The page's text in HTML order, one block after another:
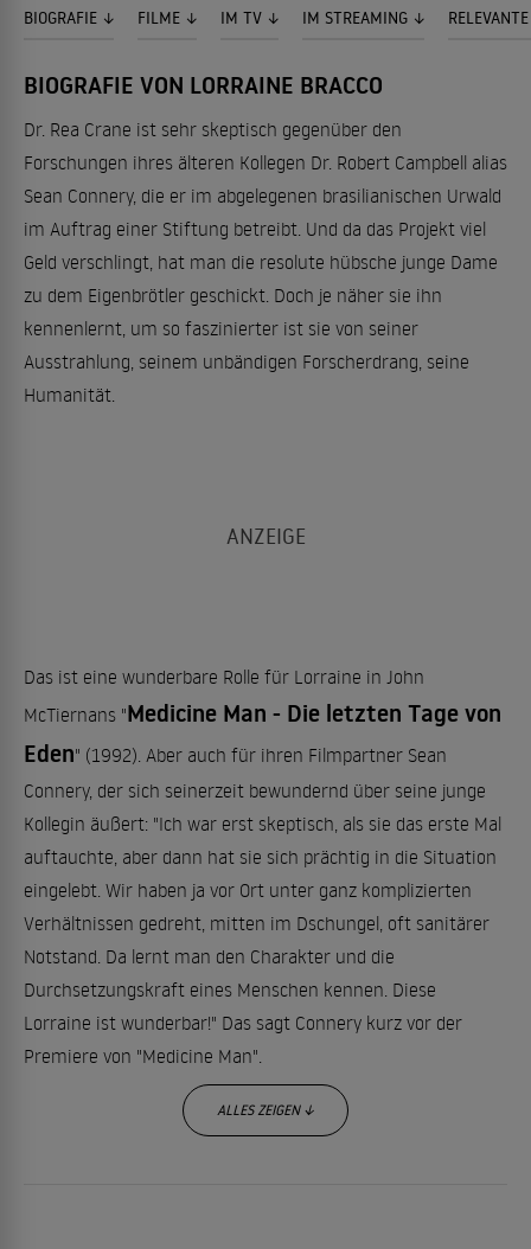
BIOGRAFIE FILME IM TV IM STREAMING
BIOGRAFIE VON LORRAINE BRACCO
Dr. Rea Crane ist sehr skeptisch gegenüber den
Forschungen ihres älteren Kollegen Dr. Robert Campbell alias
Sean Connery, die er im abgelegenen brasilianischen Urwald
im Auftrag einer Stiftung betreibt. Und da das Projekt viel
Geld verschlingt, hat man die resolute hübsche junge Dame
zu dem Eigenbrötler geschickt. Doch je näher sie ihn
kennenlernt, um so faszinierter ist sie von seiner
Ausstrahlung, seinem unbändigen Forscherdrang, seine
Humanität.
Das ist eine wunderbare Rolle für Lorraine in John
McTiernans "Medicine Man - Die letzten Tage von
Eden" (1992). Aber auch für ihren Filmpartner Sean
Connery, der sich seinerzeit bewundernd über seine junge
Kollegin äußert: "Ich war erst skeptisch, als sie das erste Mal
auftauchte, aber dann hat sie sich prächtig in die Situation
eingelebt. Wir haben ja vor Ort unter ganz komplizierten
Verhältnissen gedreht, mitten im Dschungel, oft sanitärer
Notstand. Da lernt man den Charakter und die
Durchsetzungskraft eines Menschen kennen. Diese
Lorraine ist wunderbar!" Das sagt Connery kurz vor der
Premiere von "Medicine Man".
ALLES ZEIGEN ↓